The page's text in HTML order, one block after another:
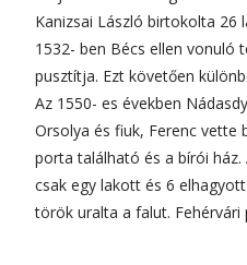
Kanizsai László birtokolta 26
1532- ben Bécs ellen vonuló
pusztítja. Ezt követően
Az 1550- es években
Orsolya és fiuk, Ferenc vette
porta található és a bírói
csak egy lakott és 6
török uralta a falut. Fehérvári